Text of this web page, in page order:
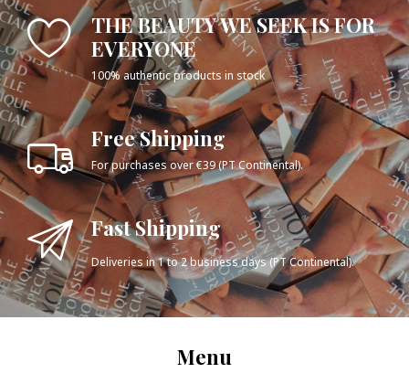
THE BEAUTY WE SEEK IS FOR
EVERYONE
100% authentic products in stock
Free Shipping
For purchases over €39 (PT Continental).
Fast Shipping
Deliveries in 1 to 2 business days (PT Continental).
Menu